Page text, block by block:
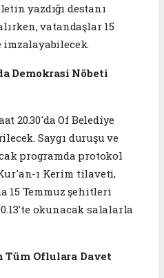
yazdığı destanı
vatandaşlar 15
imzalayabilecek.
Demokrasi Nöbeti
20.30'da Of Belediye
Saygı duruşu ve
programda protokol
ı Kerim tilaveti,
15 Temmuz şehitleri
okunacak salalarla
Tüm Oflulara Davet